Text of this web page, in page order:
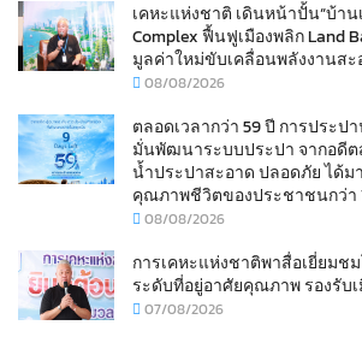
เคหะแห่งชาติ เดินหน้าปั้น“บ้าน
Complex ฟื้นฟูเมืองพลิก Land
มูลค่าใหม่ขับเคลื่อนพลังงานสะ
08/08/2026
ตลอดเวลากว่า 59 ปี การประป
มั่นพัฒนาระบบประปา จากอดีต
น้ำประปาสะอาด ปลอดภัย ได้ม
คุณภาพชีวิตของประชาชนกว่า
08/08/2026
การเคหะแห่งชาติพาสื่อเยี่ยมช
ระดับที่อยู่อาศัยคุณภาพ รองรับเ
07/08/2026